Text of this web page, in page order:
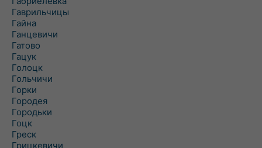
Гаврильчицы
Гайна
Ганцевичи
Гатово
Гацук
Голоцк
Гольчичи
Горки
Городея
Городьки
Гоцк
Греск
Грицкевичи